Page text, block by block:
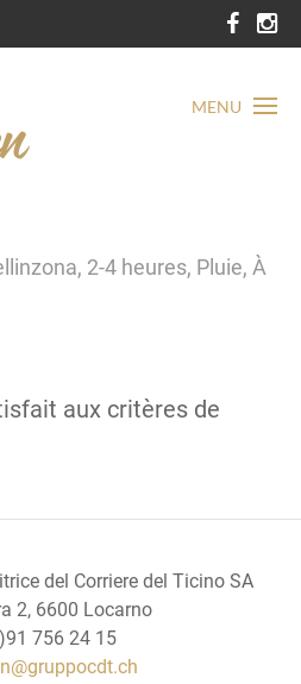
MENU
2-4 heures, Pluie, À
aux critères de
del Corriere del Ticino SA
2, 6600 Locarno
756 24 15